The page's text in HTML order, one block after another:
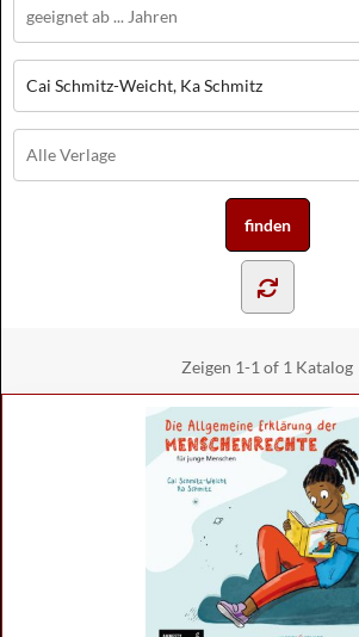
Cai Schmitz-Weicht, Ka Schmitz
Zeigen 1-1 of 1 Katalog